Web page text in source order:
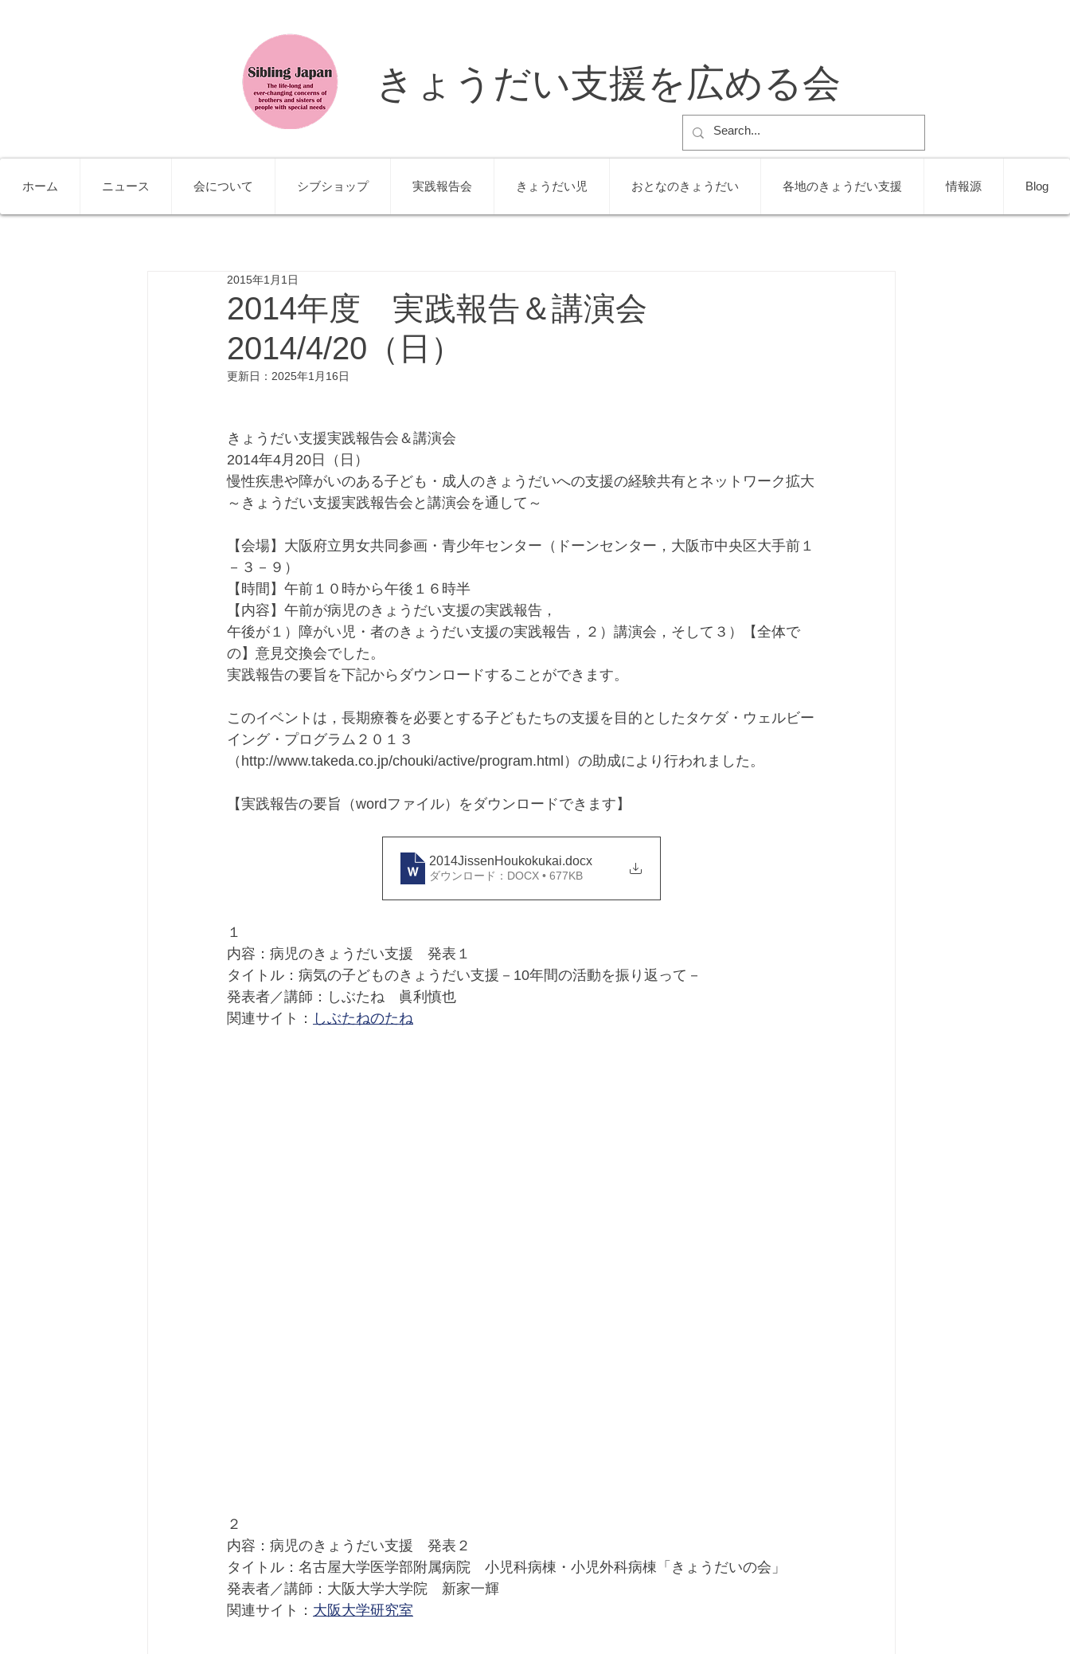
きょうだい支援を広める会
ホーム ニュース 会について シブショップ 実践報告会 きょうだい児 おとなのきょうだい 各地のきょうだい支援 情報源 Blog
2014年度 実践報告＆講演会
2014/4/20（日）
2015年1月1日
更新日： 2025年1月16日
きょうだい支援実践報告会＆講演会
2014年4月20日（日）
慢性疾患や障がいのある子ども・成人のきょうだいへの支援の経験共有とネットワーク拡大
～きょうだい支援実践報告会と講演会を通して～
【会場】大阪府立男女共同参画・青少年センター（ドーンセンター，大阪市中央区大手前１
－３－９）
【時間】午前１０時から午後１６時半
【内容】午前が病児のきょうだい支援の実践報告，
午後が１）障がい児・者のきょうだい支援の実践報告，２）講演会，そして３）【全体で
の】意見交換会でした。
実践報告の要旨を下記からダウンロードすることができます。
このイベントは，長期療養を必要とする子どもたちの支援を目的としたタケダ・ウェルビー
イング・プログラム２０１３
（http://www.takeda.co.jp/chouki/active/program.html）の助成により行われました。
【実践報告の要旨（wordファイル）をダウンロードできます】
2014JissenHoukokukai.docx
ダウンロード：DOCX • 677KB
１
内容：病児のきょうだい支援　発表１
タイトル：病気の子どものきょうだい支援－10年間の活動を振り返って－
発表者／講師：しぶたね　眞利慎也
関連サイト： しぶたねのたね
２
内容：病児のきょうだい支援　発表２
タイトル：名古屋大学医学部附属病院　小児科病棟・小児外科病棟「きょうだいの会」
発表者／講師：大阪大学大学院　新家一輝
関連サイト： 大阪大学研究室